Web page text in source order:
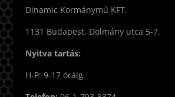
Dinamic Kormánymű KFT.
1131 Budapest, Dolmány utca 5-7.
Nyitva tartás:
H-P: 9-17 óráig